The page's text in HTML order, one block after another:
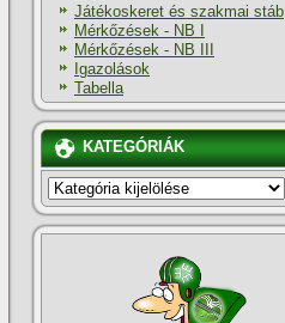
Játékoskeret és szakmai stáb
Mérkőzések - NB I
Mérkőzések - NB III
Igazolások
Tabella
KATEGÓRIÁK
KATEGÓRIÁK